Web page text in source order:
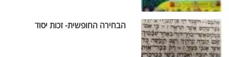
הבחירה החופשית- זכות יסוד